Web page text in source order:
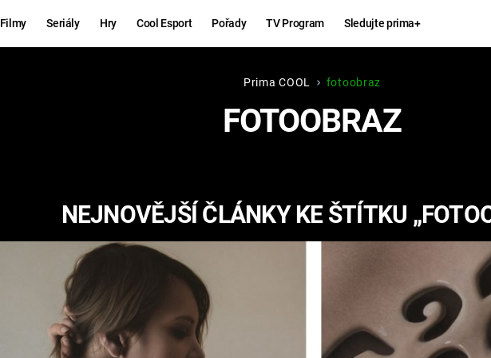
Filmy Seriály Hry Cool Esport Pořady TV Program Sledujte prima+
RYCHLE A
ZBĚSILE 10
PREDÁTOR
Hry
KINGDOM
COME:
CHUCK
NORRIS
Prima COOL fotoobraz
FOTOOBRAZ
NEJNOVĚJŠÍ ČLÁNKY KE ŠTÍTKU